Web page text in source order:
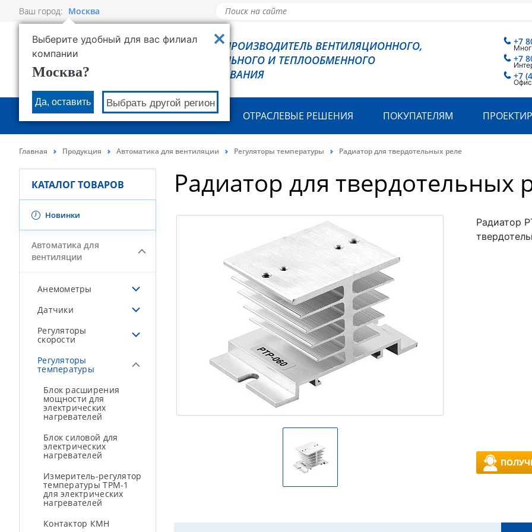
Ваш город: Москва
Выберите удобный для вас филиал
компании
Москва?
Да, оставить Выбрать другой регион
РОВЕН - ПРОИЗВОДИТЕЛЬ ВЕНТИЛЯЦИОННОГО,
ХОЛОДИЛЬНОГО И ТЕПЛООБМЕННОГО
ОБОРУДОВАНИЯ
+7
+7
+7
О КОМПАНИИ ПРОДУКЦИЯ ОТРАСЛЕВЫЕ РЕШЕНИЯ ПОКУПАТЕЛЯМ
Главная Продукция Автоматика для вентиляции Регуляторы температуры Радиатор для твердотельных реле
КАТАЛОГ ТОВАРОВ
Новинки
Автоматика для
вентиляции
Анемометры
Датчики
Регуляторы
скорости
Регуляторы
температуры
Блок расширения
мощности для
электрических
нагревателей
Блок силовой для
электрических
нагревателей
Измеритель-регулятор
температуры ТРМ-1
для электрических
нагревателей
Контактор КМН
Радиатор для твердотельных
Радиатор